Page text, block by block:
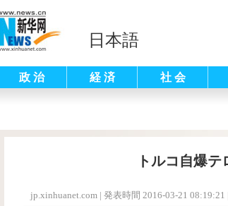
日本語
政 治 経 済 社 会
トルコ自爆
jp.xinhuanet.com | 発表時間 2016-03-21 08:19:21